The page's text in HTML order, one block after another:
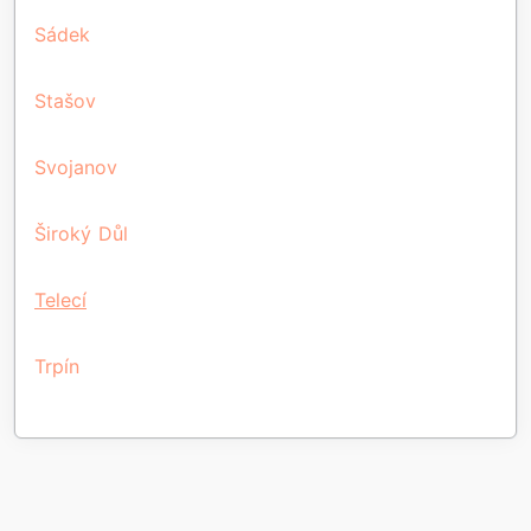
Sádek
Stašov
Svojanov
Široký Důl
Telecí
Trpín